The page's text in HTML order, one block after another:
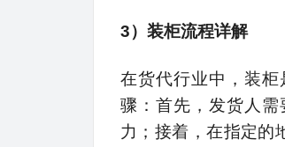
3）装柜流程详解
在货代行业中，装
骤：首先，发货人
力；接着，在指定的